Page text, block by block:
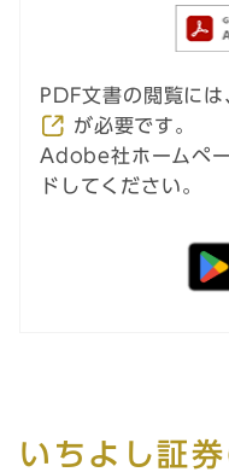
PDF文書の閲覧には
が必要です。
Adobe社ホームペ
ドしてください。
いちよし証